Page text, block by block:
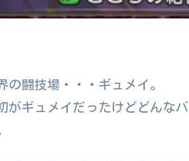
の闘技場・・・ギュメイ。
がギュメイだったけどどんな